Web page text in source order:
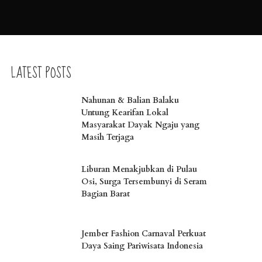
LATEST POSTS
Nahunan & Balian Balaku
Untung Kearifan Lokal
Masyarakat Dayak Ngaju yang
Masih Terjaga
Liburan Menakjubkan di Pulau
Osi, Surga Tersembunyi di Seram
Bagian Barat
Jember Fashion Carnaval Perkuat
Daya Saing Pariwisata Indonesia